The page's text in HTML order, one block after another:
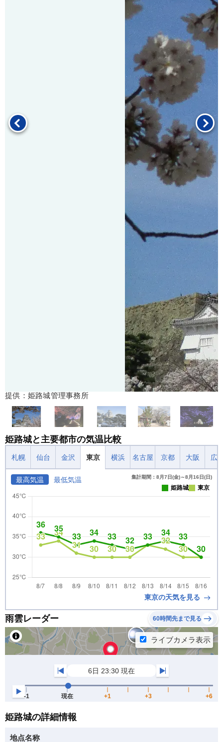
提供：姫路城管理事務所
姫路城と主要都市の気温比較
札幌 仙台 金沢 東京 横浜 名古屋 京都 大阪 広
最高気温 最低気温 集計期間：8月7日(金)～8月16日(日)
姫路城 東京
東京の天気を見る
雨雲レーダー 60時間先まで見る
姫路城の詳細情報
地点名称